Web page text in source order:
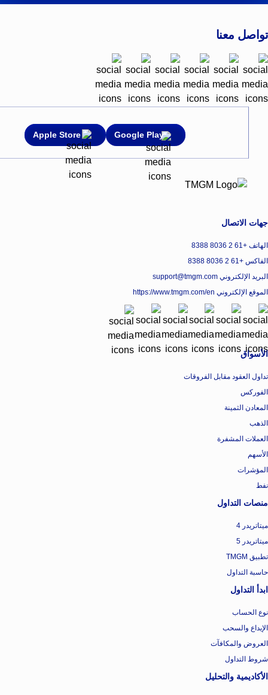
تواصل معنا
Google Play
Apple Store
جهات الاتصال
الهاتف +61 2 8036 8388
الفاكس +61 2 8036 8388
البريد الإلكتروني support@tmgm.com
الموقع الإلكتروني https://www.tmgm.com/en
الأسواق
تداول العقود مقابل الفروقات
الفوركس
المعادن الثمينة
الذهب
العملات المشفرة
الأسهم
المؤشرات
نفط
منصات التداول
ميتاتريدر 4
ميتاتريدر 5
تطبيق TMGM
حاسبة التداول
ابدأ التداول
نوع الحساب
الإيداع والسحب
العروض والمكافآت
شروط التداول
الأكاديمية والتحليل